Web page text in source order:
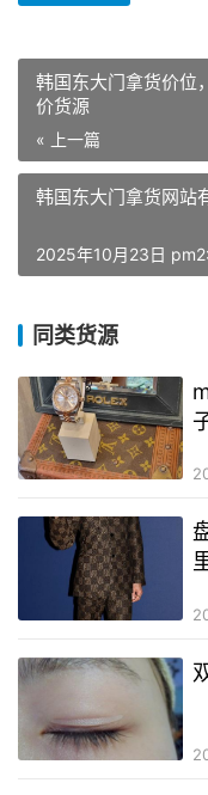
韩国东大门拿货价位
价货源
« 上一篇
韩国东大门拿货网站
2025年10月23日
同类货源